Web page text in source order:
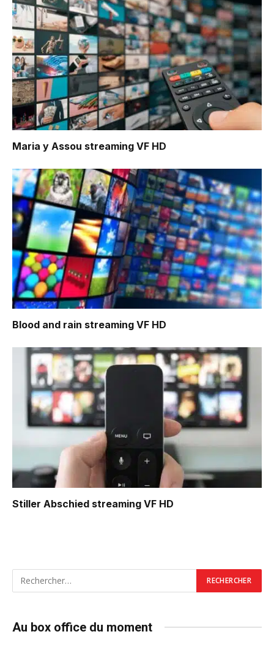
Maria y Assou streaming VF HD
Blood and rain streaming VF HD
Stiller Abschied streaming VF HD
Au box office du moment